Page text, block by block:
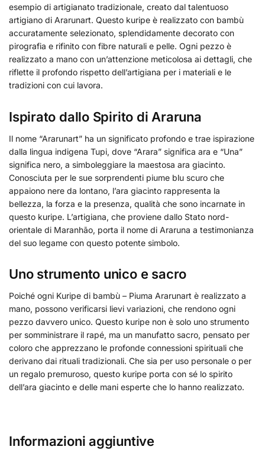
esempio di artigianato tradizionale, creato dal talentuoso
artigiano di Ararunart. Questo kuripe è realizzato con bambù
accuratamente selezionato, splendidamente decorato con
pirografia e rifinito con fibre naturali e pelle. Ogni pezzo è
realizzato a mano con un’attenzione meticolosa ai dettagli, che
riflette il profondo rispetto dell’artigiana per i materiali e le
tradizioni con cui lavora.
Ispirato dallo Spirito di Araruna
Il nome “Ararunart” ha un significato profondo e trae ispirazione
dalla lingua indigena Tupi, dove “Arara” significa ara e “Una”
significa nero, a simboleggiare la maestosa ara giacinto.
Conosciuta per le sue sorprendenti piume blu scuro che
appaiono nere da lontano, l’ara giacinto rappresenta la
bellezza, la forza e la presenza, qualità che sono incarnate in
questo kuripe. L’artigiana, che proviene dallo Stato nord-
orientale di Maranhão, porta il nome di Araruna a testimonianza
del suo legame con questo potente simbolo.
Uno strumento unico e sacro
Poiché ogni Kuripe di bambù – Piuma Ararunart è realizzato a
mano, possono verificarsi lievi variazioni, che rendono ogni
pezzo davvero unico. Questo kuripe non è solo uno strumento
per somministrare il rapé, ma un manufatto sacro, pensato per
coloro che apprezzano le profonde connessioni spirituali che
derivano dai rituali tradizionali. Che sia per uso personale o per
un regalo premuroso, questo kuripe porta con sé lo spirito
dell’ara giacinto e delle mani esperte che lo hanno realizzato.
Informazioni aggiuntive